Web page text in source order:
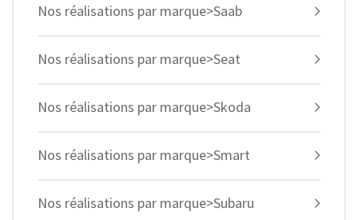
Nos réalisations par marque>Saab
Nos réalisations par marque>Seat
Nos réalisations par marque>Skoda
Nos réalisations par marque>Smart
Nos réalisations par marque>Subaru